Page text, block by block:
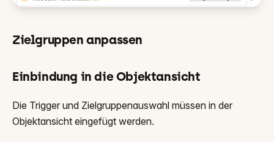
Zielgruppen anpassen
Einbindung in die Objektansicht
Die Trigger und Zielgruppenauswahl müssen in der
Objektansicht eingefügt werden.